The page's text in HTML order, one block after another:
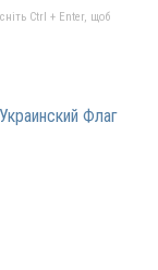
Ctrl + Enter, щоб
Флаг